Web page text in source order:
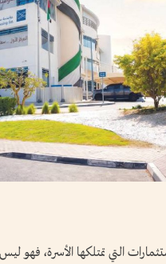
التي تمتلكها الأسرة،